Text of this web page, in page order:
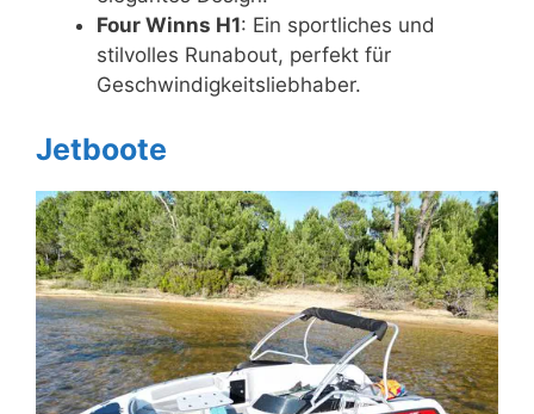
Four Winns H1: Ein sportliches und
stilvolles Runabout, perfekt für
Geschwindigkeitsliebhaber.
Jetboote